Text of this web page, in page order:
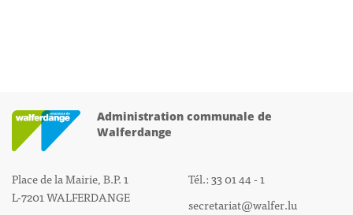
Administration communale de
Walferdange
Place de la Mairie, B.P. 1
L-7201 WALFERDANGE
Tél.: 33 01 44 - 1
secretariat@walfer.lu